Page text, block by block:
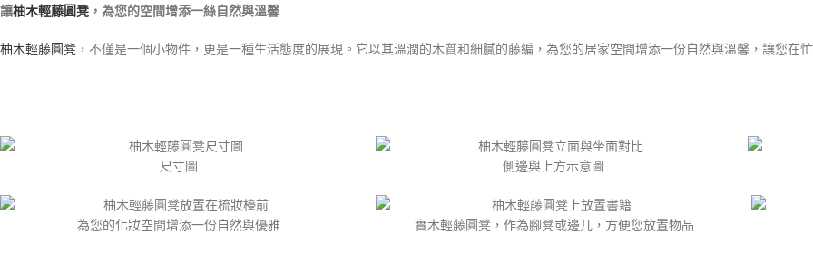
讓柚木輕藤圓凳 ，為您的空間增添一絲自然與溫馨
柚木輕藤圓凳 ，不僅是一個小物件，更是一種生活態度的展現。它以其溫潤的木質和細膩的藤編，為您的居家空間增添一份自然與溫馨，讓您在
尺寸圖 側邊與上方示意圖
為您的化妝空間增添一份自然與優雅 實木輕藤圓凳，作為腳凳或邊几，方便您放置物品